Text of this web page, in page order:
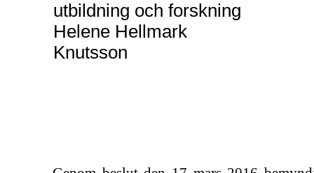
utbildning och forskning
Helene Hellmark
Knutsson